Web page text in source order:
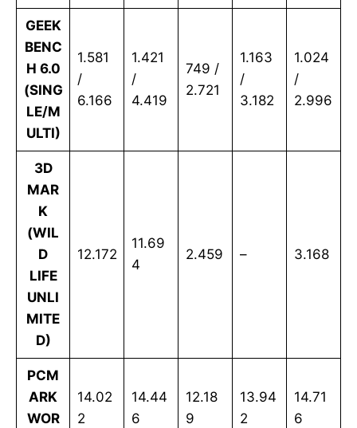
GEEK
BENC
H 6.0
(SING
LE/M
ULTI)
1.581
/
6.166
1.421
/
4.419
749 /
2.721
1.163
/
3.182
1.024
/
2.996
3D
MAR
K
(WIL
D
LIFE
UNLI
MITE
D)
12.172
11.69
4
2.459 – 3.168
PCM
ARK
WOR
14.02
2
14.44
6
12.18
9
13.94
2
14.71
6